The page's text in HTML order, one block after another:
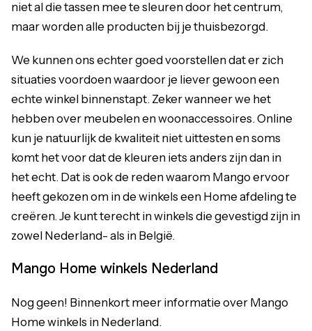
niet al die tassen mee te sleuren door het centrum,
maar worden alle producten bij je thuisbezorgd.
We kunnen ons echter goed voorstellen dat er zich
situaties voordoen waardoor je liever gewoon een
echte winkel binnenstapt. Zeker wanneer we het
hebben over meubelen en woonaccessoires. Online
kun je natuurlijk de kwaliteit niet uittesten en soms
komt het voor dat de kleuren iets anders zijn dan in
het echt. Dat is ook de reden waarom Mango ervoor
heeft gekozen om in de winkels een Home afdeling te
creëren. Je kunt terecht in winkels die gevestigd zijn in
zowel Nederland- als in België.
Mango Home winkels Nederland
Nog geen! Binnenkort meer informatie over Mango
Home winkels in Nederland.